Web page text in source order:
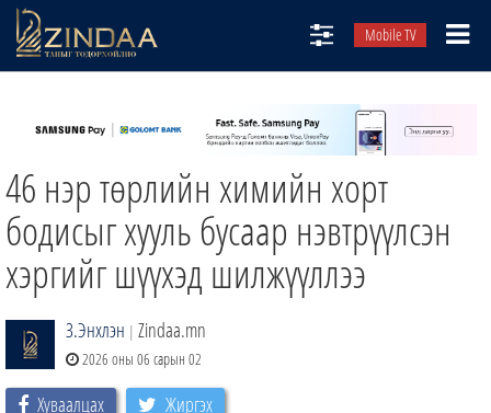
Mobile TV
ТВ8
ӨГЛӨӨНИЙ СОНИН
АУДИО ЗОХИОЛ
ЗИНДАА СЭТГҮҮЛ
46 нэр төрлийн химийн хорт
бодисыг хууль бусаар нэвтрүүлсэн
хэргийг шүүхэд шилжүүллээ
З.Энхлэн | Zindaa.mn
2026 оны 06 сарын 02
Хуваалцах Жиргэх